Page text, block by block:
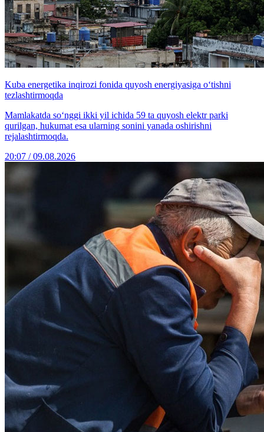
Kuba energetika inqirozi fonida quyosh energiyasiga o‘tishni
tezlashtirmoqda
Mamlakatda so‘nggi ikki yil ichida 59 ta quyosh elektr parki
qurilgan, hukumat esa ularning sonini yanada oshirishni
rejalashtirmoqda.
20:07 / 09.08.2026